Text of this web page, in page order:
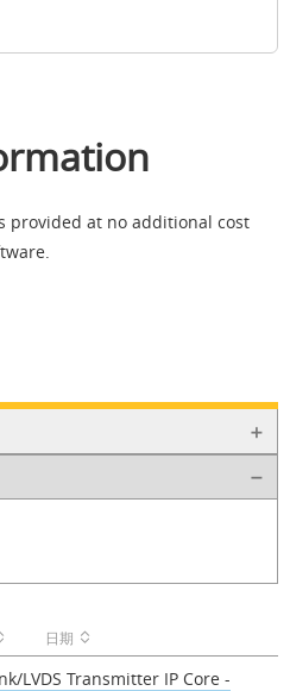
provided at no additional cost
日期
LVDS Transmitter IP Core -